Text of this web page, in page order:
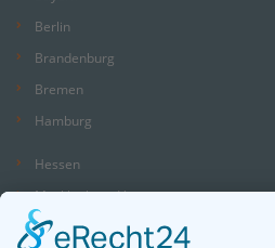
Berlin
Brandenburg
Bremen
Hamburg
Hessen
Mecklenburg-Vorpommern
Niedersachsen